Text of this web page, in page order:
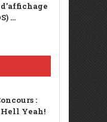
...
:
Hell Yeah!